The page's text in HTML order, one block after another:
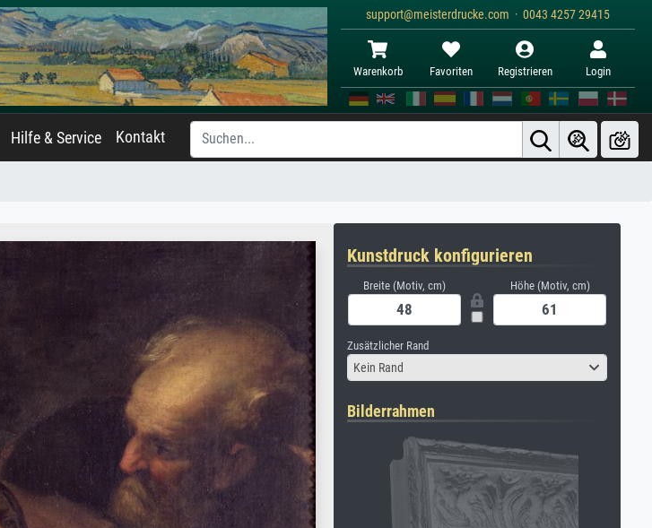
support@meisterdrucke.com · 0043 4257 29415
Warenkorb Favoriten Registrieren Login
Hilfe & Service Kontakt
Kunstdruck konfigurieren
Breite (Motiv, cm) Höhe (Motiv, cm)
Zusätzlicher Rand
Kein Rand
Bilderrahmen